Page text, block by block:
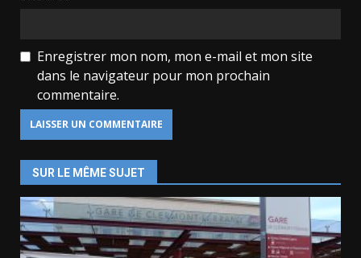
Enregistrer mon nom, mon e-mail et mon site
dans le navigateur pour mon prochain
commentaire.
SUR LE MÊME SUJET